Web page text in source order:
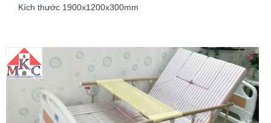
Kích thước 1900x1200x300mm